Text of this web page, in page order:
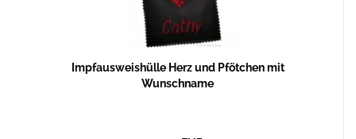
Impfausweishülle Herz und Pfötchen mit
Wunschname